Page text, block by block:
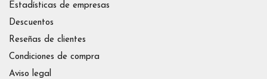
Estadísticas de empresas
Descuentos
Reseñas de clientes
Condiciones de compra
Aviso legal